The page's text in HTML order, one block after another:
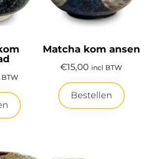
Matcha kom ansen
€15,00 incl BTW
Bestellen